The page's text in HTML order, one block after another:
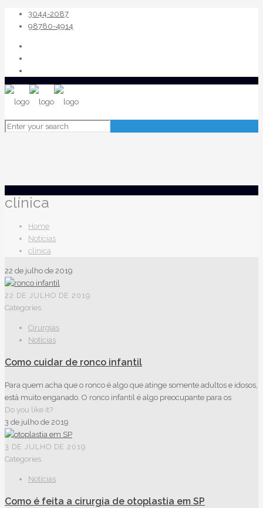
3044-2087
98780-4914
clínica
Home
Notícias
clínica
22 de julho de 2019
22 DE JULHO DE 2019
Categories
Cirurgias
Notícias
Como cuidar de ronco infantil
Para quem acha que o ronco é algo que atinge somente adultos e idosos,
está muito enganado. O ronco infantil é algo preocupante para os
Do you like it?
3 de julho de 2019
3 DE JULHO DE 2019
Categories
Notícias
Como é feita a cirurgia de otoplastia em SP